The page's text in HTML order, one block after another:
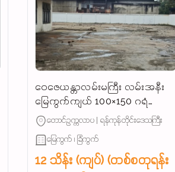
ဝေဇေယန္တာလမ်းမကြီး လမ်းအနီး
မြေကွက်ကျယ် 100×150 ဂရံ
လုပ်ငန်းသင့်မြေကွက်ရောင်းမည်
တောင်ဥက္ကလာပ | ရန်ကုန်တိုင်းဒေသကြီး
မြေကွက် ၊ ခြံကွက်
12 သိန်း (ကျပ်) (တစ်စတုရန်း